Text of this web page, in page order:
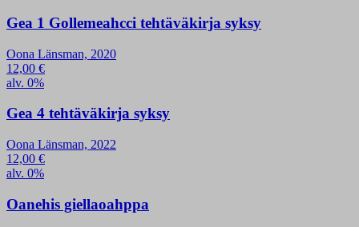
Gea 1 Gollemeahcci tehtäväkirja syksy
Oona Länsman, 2020
12,00 €
alv. 0%
Gea 4 tehtäväkirja syksy
Oona Länsman, 2022
12,00 €
alv. 0%
Oanehis giellaoahppa